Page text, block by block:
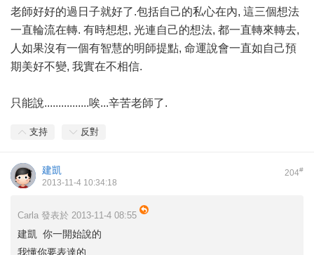
老師好好的過日子就好了.包括自己的私心在內, 這三個想法
一直輪流在轉. 有時想想, 光連自己的想法, 都一直轉來轉去,
人如果沒有一個有智慧的明師提點, 命運說會一直如自己預
期美好不變, 我實在不相信.
只能說................唉...辛苦老師了.
支持 反對
204#
建凱
2013-11-4 10:34:18
Carla 發表於 2013-11-4 08:55
建凱 你一開始說的
我懂你要表達的